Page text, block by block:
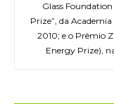
Glass
Prize”, da
2010; e o Prêmio
Energy Prize),